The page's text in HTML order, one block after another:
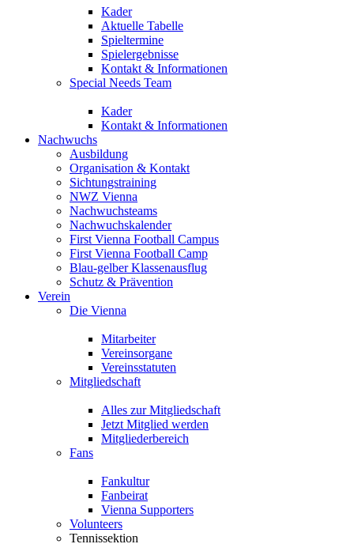
Kader
Aktuelle Tabelle
Spieltermine
Spielergebnisse
Kontakt & Informationen
Special Needs Team
Kader
Kontakt & Informationen
Nachwuchs
Ausbildung
Organisation & Kontakt
Sichtungstraining
NWZ Vienna
Nachwuchsteams
Nachwuchskalender
First Vienna Football Campus
First Vienna Football Camp
Blau-gelber Klassenausflug
Schutz & Prävention
Verein
Die Vienna
Mitarbeiter
Vereinsorgane
Vereinsstatuten
Mitgliedschaft
Alles zur Mitgliedschaft
Jetzt Mitglied werden
Mitgliederbereich
Fans
Fankultur
Fanbeirat
Vienna Supporters
Volunteers
Tennissektion